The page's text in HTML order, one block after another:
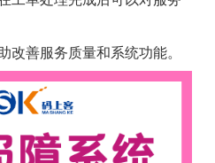
改善服务质量和系统功能。